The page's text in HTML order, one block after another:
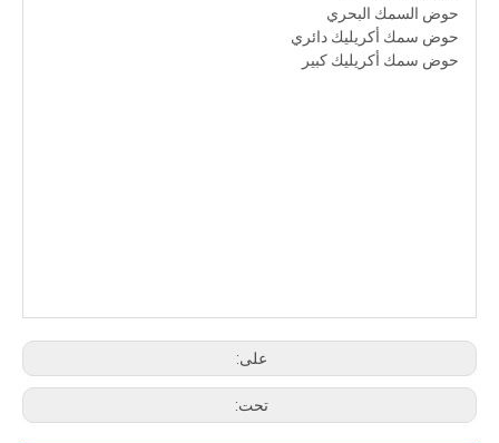
حوض السمك البحري
حوض سمك أكريليك دائري
حوض سمك أكريليك كبير
على:
تحت: